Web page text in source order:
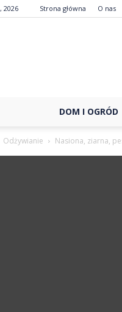
2026 Strona główna O nas
DOM I OGRÓD
Odżywianie Nasiona, ziarna,